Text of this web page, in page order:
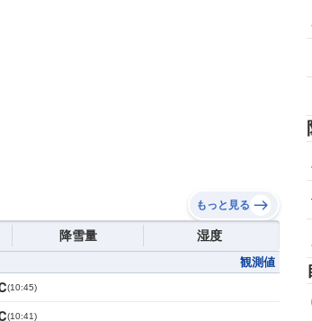
もっと見る
降雪量 湿度
観測値
(10:45)
(10:41)